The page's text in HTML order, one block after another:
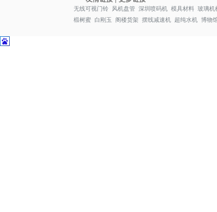
无线可视门铃 风机盘管 深圳喷码机 模具材料 玻璃机
椴树蜜 白刚玉 阁楼货架 摆线减速机 超纯水机 博物